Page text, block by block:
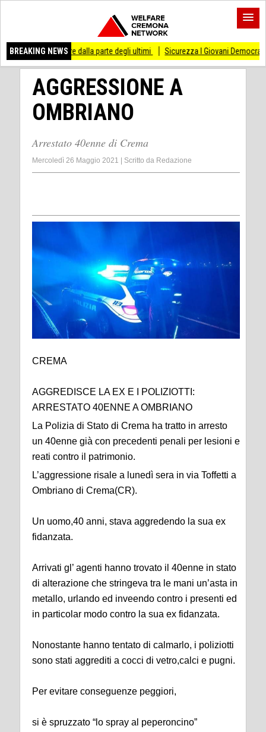
BREAKING NEWS
dalla parte degli ultimi Sicurezza I Giovani Democratici ribattono ai
AGGRESSIONE A
OMBRIANO
Arrestato 40enne di Crema
Mercoledì 26 Maggio 2021 Scritto da Redazione
CREMA
AGGREDISCE LA EX E I POLIZIOTTI:
ARRESTATO 40ENNE A OMBRIANO
La Polizia di Stato di Crema ha tratto in arresto
un 40enne già con precedenti penali per lesioni e
reati contro il patrimonio.
L’aggressione risale a lunedì sera in via Toffetti a
Ombriano di Crema(CR).
Un uomo,40 anni, stava aggredendo la sua ex
fidanzata.
Arrivati gl’ agenti hanno trovato il 40enne in stato
di alterazione che stringeva tra le mani un’asta in
metallo, urlando ed inveendo contro i presenti ed
in particolar modo contro la sua ex fidanzata.
Nonostante hanno tentato di calmarlo, i poliziotti
sono stati aggrediti a cocci di vetro,calci e pugni.
Per evitare conseguenze peggiori,
si è spruzzato “lo spray al peperoncino”